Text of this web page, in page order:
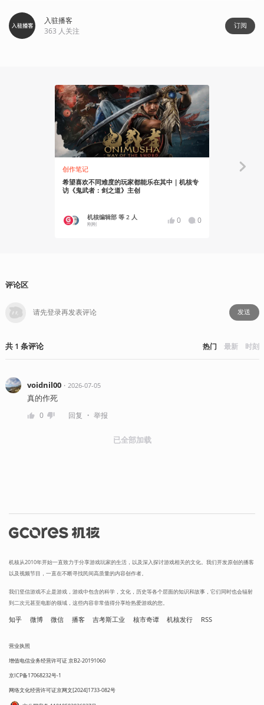
入驻播客
363 人关注
订阅
创作笔记
希望喜欢不同难度的玩家都能乐在其中｜机核专
访《鬼武者：剑之道》主创
机核编辑部 等 2 人
刚刚 0 0
有感而发
评论区
发送
共 1 条评论 热门 最新 时刻
voidnil00・ 2026-07-05
真的作死
0 回复 ・ 举报
已全部加载
机核从2010年开始一直致力于分享游戏玩家的生活，以及深入探讨游戏相关的文化。我们开发原创的播客
以及视频节目，一直在不断寻找民间高质量的内容创作者。
我们坚信游戏不止是游戏，游戏中包含的科学，文化，历史等各个层面的知识和故事，它们同时也会辐射
到二次元甚至电影的领域，这些内容非常值得分享给热爱游戏的您。
知乎 微博 微信 播客 吉考斯工业 核市奇谭 机核发行 RSS
营业执照
增值电信业务经营许可证 京B2-20191060
京ICP备17068232号-1
网络文化经营许可证京网文[2024]1733-082号